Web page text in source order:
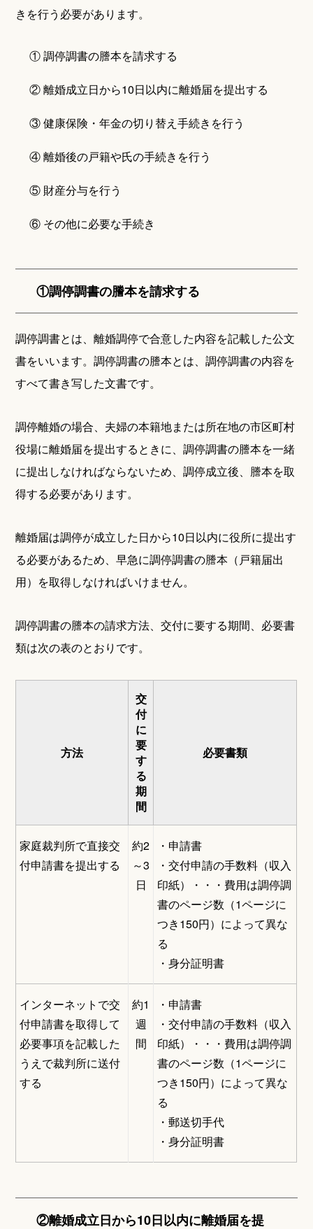
きを行う必要があります。
① 調停調書の謄本を請求する
② 離婚成立日から10日以内に離婚届を提出する
③ 健康保険・年金の切り替え手続きを行う
④ 離婚後の戸籍や氏の手続きを行う
⑤ 財産分与を行う
⑥ その他に必要な手続き
①調停調書の謄本を請求する
調停調書とは、離婚調停で合意した内容を記載した公文
書をいいます。調停調書の謄本とは、調停調書の内容を
すべて書き写した文書です。
調停離婚の場合、夫婦の本籍地または所在地の市区町村
役場に離婚届を提出するときに、調停調書の謄本を一緒
に提出しなければならないため、調停成立後、謄本を取
得する必要があります。
離婚届は調停が成立した日から10日以内に役所に提出す
る必要があるため、早急に調停調書の謄本（戸籍届出
用）を取得しなければいけません。
調停調書の謄本の請求方法、交付に要する期間、必要書
類は次の表のとおりです。
方法
交
付
に
要
す
る
期
間
必要書類
家庭裁判所で直接交
付申請書を提出する
約2
～3
日
・申請書
・交付申請の手数料（収入
印紙）・・・費用は調停調
書のページ数（1ページに
つき150円）によって異な
る
・身分証明書
インターネットで交
付申請書を取得して
必要事項を記載した
うえで裁判所に送付
する
約1
週
間
・申請書
・交付申請の手数料（収入
印紙）・・・費用は調停調
書のページ数（1ページに
つき150円）によって異な
る
・郵送切手代
・身分証明書
②離婚成立日から10日以内に離婚届を提